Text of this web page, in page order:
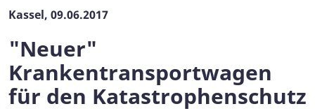
Kassel, 09.06.2017
"Neuer"
Krankentransportwagen
für den Katastrophenschutz